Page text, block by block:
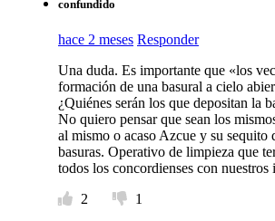
confundido
hace 2 meses Responder
Una duda. Es importante que «los
formación de una basural a cielo
¿Quiénes serán los que depositan la
No quiero pensar que sean los
al mismo o acaso Azcue y su sequito
basuras. Operativo de limpieza que
todos los concordienses con nuestros
2
1